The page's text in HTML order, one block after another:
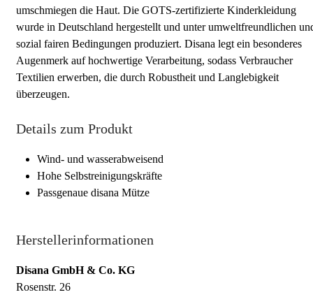
umschmiegen die Haut. Die GOTS-zertifizierte Kinderkleidung
wurde in Deutschland hergestellt und unter umweltfreundlichen
sozial fairen Bedingungen produziert. Disana legt ein besonderes
Augenmerk auf hochwertige Verarbeitung, sodass Verbraucher
Textilien erwerben, die durch Robustheit und Langlebigkeit
überzeugen.
Details zum Produkt
Wind- und wasserabweisend
Hohe Selbstreinigungskräfte
Passgenaue disana Mütze
Herstellerinformationen
Disana GmbH & Co. KG
Rosenstr. 26